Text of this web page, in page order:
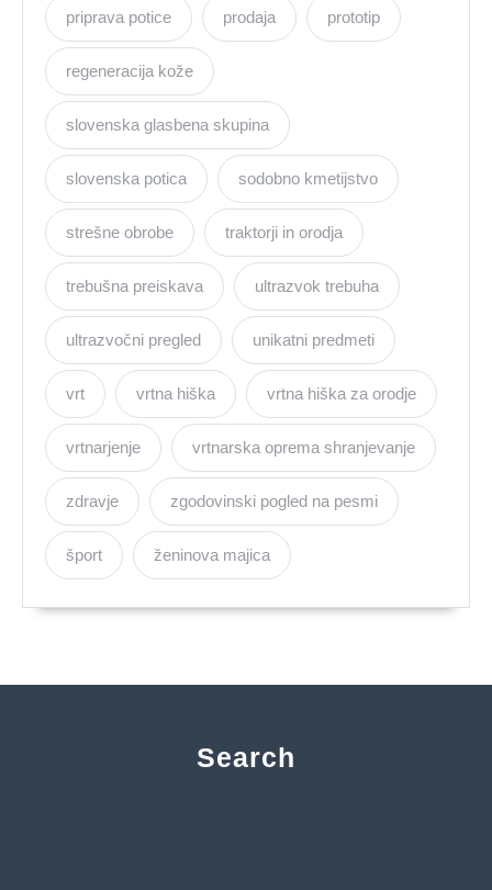
priprava potice prodaja prototip
regeneracija kože
slovenska glasbena skupina
slovenska potica sodobno kmetijstvo
strešne obrobe traktorji in orodja
trebušna preiskava ultrazvok trebuha
ultrazvočni pregled unikatni predmeti
vrt vrtna hiška vrtna hiška za orodje
vrtnarjenje vrtnarska oprema shranjevanje
zdravje zgodovinski pogled na pesmi
šport ženinova majica
Search